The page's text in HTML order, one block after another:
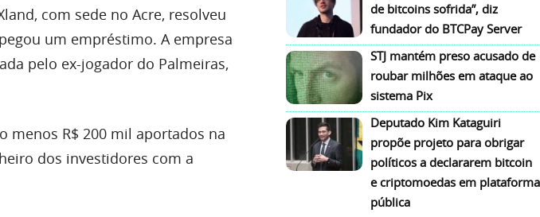
com sede no Acre, resolveu
um empréstimo. A empresa
pelo ex-jogador do Palmeiras,
menos R$ 200 mil aportados na
dos investidores com a
de bitcoins sofrida”, diz
fundador do BTCPay Server
STJ mantém preso acusado de
roubar milhões em ataque ao
sistema Pix
Deputado Kim Kataguiri
propõe projeto para obrigar
políticos a declararem bitcoin
e criptomoedas em plataforma
pública